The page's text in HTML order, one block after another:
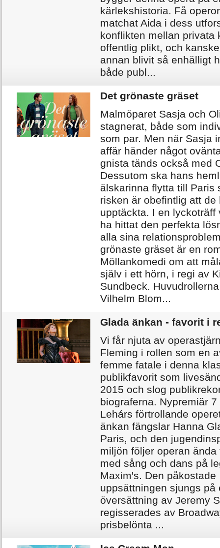
kärlekshistoria. Få
matchat Aida i dess
konflikten mellan privata
offentlig plikt, och
annan blivit så enhälligt
både publ...
Det grönaste gräset
Malmöparet Sasja och
stagnerat, både som
som par. Men när Sasja
affär händer något
gnista tänds också med
Dessutom ska hans
älskarinna flytta till Paris
risken är obefintlig att de
upptäckta. I en lyckoträff
ha hittat den perfekta
alla sina
grönaste gräset är en
Möllankomedi om att
själv i ett hörn, i regi av
Sundbeck.
Vilhelm Blom...
Glada änkan - favorit i
Vi får njuta av
Fleming i rollen som en
femme fatale i denna
publikfavorit som
2015 och slog
biograferna. Nypremiär
Lehárs förtrollande
änkan fängslar Hanna
Paris, och den
miljön följer operan
med sång och dans på
Maxim's. Den påkostade
uppsättningen sjungs på
översättning av Jeremy
regisserades av
prisbelönta ...